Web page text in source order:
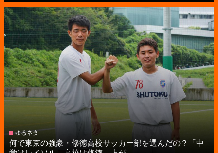
ゆるネタ
何で東京の強豪・修徳高校サッカー部を選んだの？「中